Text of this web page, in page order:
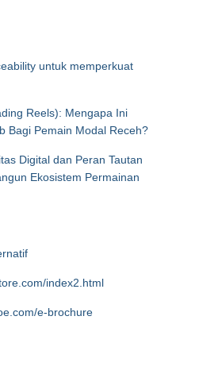
untuk memperkuat
Reels): Mengapa Ini
Bagi Pemain Modal Receh?
Digital dan Peran Tautan
Ekosistem Permainan
index2.html
e-brochure